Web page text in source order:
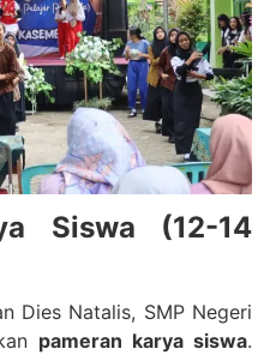
Siswa (12-14
Dies Natalis, SMP Negeri
pameran karya siswa.